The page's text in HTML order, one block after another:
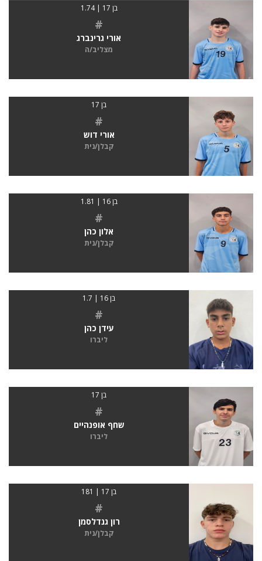
בן 17 | 1.74
#
אורי גרינברג
מצליב/ה
בן 17
#
אורי דוש
קבלן/נית
בן 16 | 1.81
#
אלון כהן
קבלן/נית
בן 16 | 1.7
#
עידן כהן
ליברו
בן 17
#
שחף אופנהיים
ליברו
בן 17 | 181
#
רון גנדלסמן
קבלן/נית